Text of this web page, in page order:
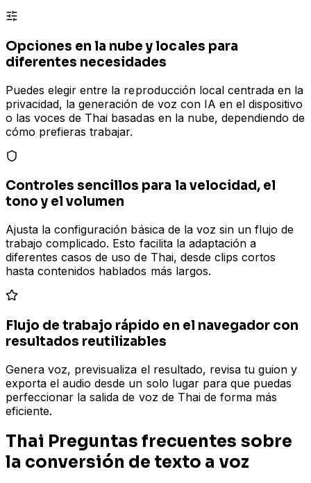
Opciones en la nube y locales para
diferentes necesidades
Puedes elegir entre la reproducción local centrada en la
privacidad, la generación de voz con IA en el dispositivo
o las voces de Thai basadas en la nube, dependiendo de
cómo prefieras trabajar.
Controles sencillos para la velocidad, el
tono y el volumen
Ajusta la configuración básica de la voz sin un flujo de
trabajo complicado. Esto facilita la adaptación a
diferentes casos de uso de Thai, desde clips cortos
hasta contenidos hablados más largos.
Flujo de trabajo rápido en el navegador con
resultados reutilizables
Genera voz, previsualiza el resultado, revisa tu guion y
exporta el audio desde un solo lugar para que puedas
perfeccionar la salida de voz de Thai de forma más
eficiente.
Thai Preguntas frecuentes sobre
la conversión de texto a voz